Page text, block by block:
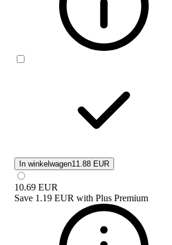
In winkelwagen11.88 EUR
10.69 EUR
Save 1.19 EUR with Plus Premium